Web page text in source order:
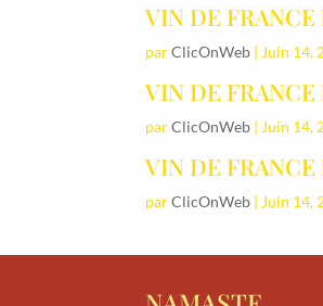
VIN DE
parClicOnWeb | Juin 14,
VIN DE FRANCE
parClicOnWeb | Juin 14,
VIN DE FRANCE
parClicOnWeb | Juin 14,